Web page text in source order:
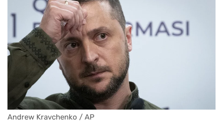
Andrew Kravchenko / AP